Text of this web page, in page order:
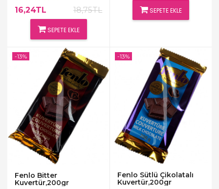
16,24TL 18,75TL
SEPETE EKLE
SEPETE EKLE
Fenlo Bitter
Kuvertür,200gr
-13%
Fenlo Sütlü Çikolatalı
Kuvertür,200gr
-13%